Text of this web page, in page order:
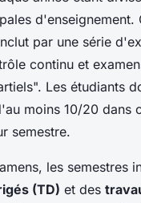
d'enseignement.
par une série
continu et
Les étudiants
moins 10/20 dans
semestre.
les semestres
(TD) et des